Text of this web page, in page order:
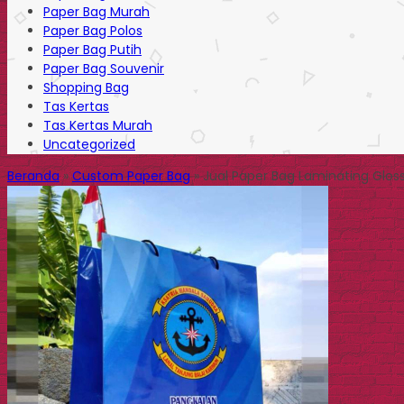
Paper Bag Murah
Paper Bag Polos
Paper Bag Putih
Paper Bag Souvenir
Shopping Bag
Tas Kertas
Tas Kertas Murah
Uncategorized
Beranda»Custom Paper Bag»Jual Paper Bag Laminating